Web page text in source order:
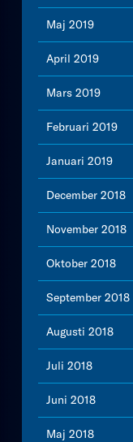
Maj 2019
April 2019
Mars 2019
Februari 2019
Januari 2019
December 2018
November 2018
Oktober 2018
September 2018
Augusti 2018
Juli 2018
Juni 2018
Maj 2018